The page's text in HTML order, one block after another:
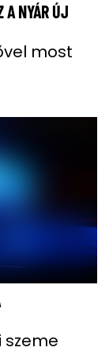
A NYÁR ÚJ
most